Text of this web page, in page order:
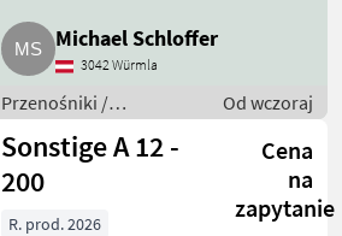
Michael Schloffer
3042 Würmla
Przenośniki /
Przenośniki dmuchawe
Od wczoraj
Sonstige A 12 -
200
Cena
na
zapytanie
R. prod. 2026